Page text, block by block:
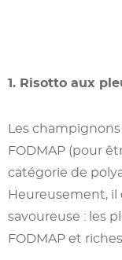
1. Risotto aux
Les
FODMAP (pour
catégorie de
Heureusement,
savoureuse : les
FODMAP et